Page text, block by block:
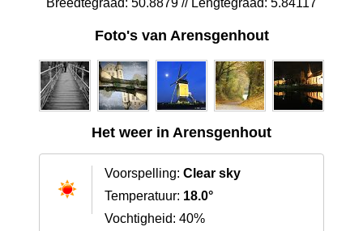
Breedtegraad: 50.8879 // Lengtegraad: 5.84117
Foto's van Arensgenhout
Het weer in Arensgenhout
Voorspelling: Clear sky
Temperatuur: 18.0°
Vochtigheid: 40%